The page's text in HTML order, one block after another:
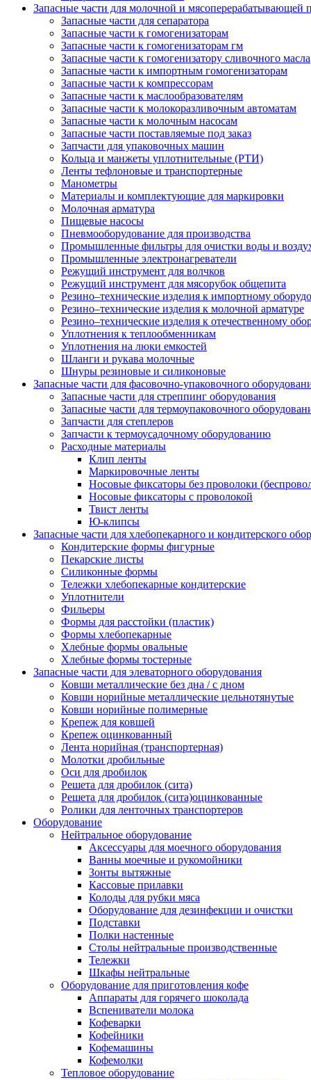
Запасные части для молочной и мясоперерабатывающей
Запасные части для сепаратора
Запасные части к гомогенизаторам
Запасные части к гомогенизаторам гм
Запасные части к гомогенизатору сливочного масла
Запасные части к импортным гомогенизаторам
Запасные части к компрессорам
Запасные части к маслообразователям
Запасные части к молокоразливочным автоматам
Запасные части к молочным насосам
Запасные части поставляемые под заказ
Запчасти для упаковочных машин
Кольца и манжеты уплотнительные (РТИ)
Ленты тефлоновые и транспортерные
Манометры
Материалы и комплектующие для маркировки
Молочная арматура
Пищевые насосы
Пневмооборудование для производства
Промышленные фильтры для очистки воды и
Промышленные электронагреватели
Режущий инструмент для волчков
Режущий инструмент для мясорубок общепита
Резино–технические изделия к импортному
Резино–технические изделия к молочной арматуре
Резино–технические изделия к отечественному
Уплотнения к теплообменникам
Уплотнения на люки емкостей
Шланги и рукава молочные
Шнуры резиновые и силиконовые
Запасные части для фасовочно-упаковочного
Запасные части для стреппинг оборудования
Запасные части для термоупаковочного
Запчасти для степлеров
Запчасти к термоусадочному оборудованию
Расходные материалы
Клип ленты
Маркировочные ленты
Носовые фиксаторы без проволоки
Носовые фиксаторы с проволокой
Твист ленты
Ю-клипсы
Запасные части для хлебопекарного и кондитерского
Кондитерские формы фигурные
Пекарские листы
Силиконные формы
Тележки хлебопекарные кондитерские
Уплотнители
Фильеры
Формы для расстойки (пластик)
Формы хлебопекарные
Хлебные формы овальные
Хлебные формы тостерные
Запасные части для элеваторного оборудования
Ковши металлические без дна / с дном
Ковши норийные металлические цельнотянутые
Ковши норийные полимерные
Крепеж для ковшей
Крепеж оцинкованный
Лента норийная (транспортерная)
Молотки дробильные
Оси для дробилок
Решета для дробилок (сита)
Решета для дробилок (сита)оцинкованные
Ролики для ленточных транспортеров
Оборудование
Нейтральное оборудование
Аксессуары для моечного оборудования
Ванны моечные и рукомойники
Зонты вытяжные
Кассовые прилавки
Колоды для рубки мяса
Оборудование для дезинфекции и очистки
Подставки
Полки настенные
Столы нейтральные производственные
Тележки
Шкафы нейтральные
Оборудование для приготовления кофе
Аппараты для горячего шоколада
Вспениватели молока
Кофеварки
Кофейники
Кофемашины
Кофемолки
Тепловое оборудование